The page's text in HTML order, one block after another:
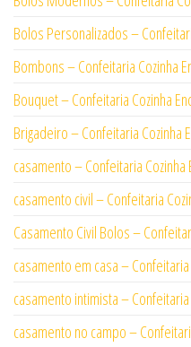
Bolos Personalizados –
Bombons – Confeitaria Cozinha
Bouquet – Confeitaria Cozinha
Brigadeiro – Confeitaria Cozinha
casamento – Confeitaria Cozinha
casamento civil – Confeitaria
Casamento Civil Bolos –
casamento em casa – Confeitaria
casamento intimista – Confeitaria
casamento no campo –